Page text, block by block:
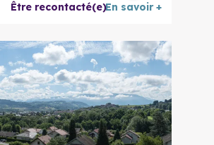
Être recontacté(e)En savoir +